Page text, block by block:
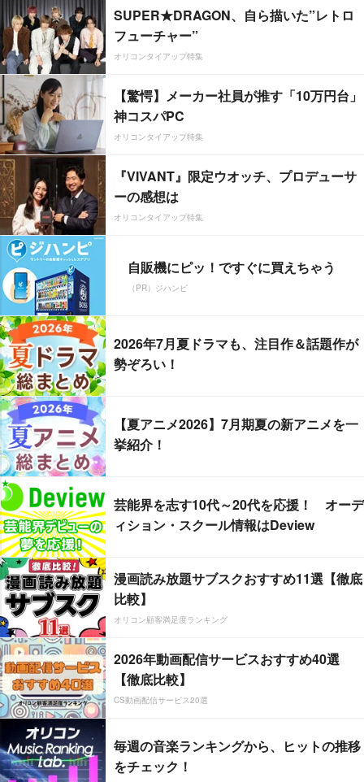
SUPER★DRAGON、自ら描いた”レトロ
フューチャー”
オリコンタイアップ特集
【驚愕】メーカー社員が推す「10万円台」
神コスパPC
オリコンタイアップ特集
『VIVANT』限定ウオッチ、プロデューサ
ーの感想は
オリコンタイアップ特集
自販機にピッ！ですぐに買えちゃう
（PR）ジハンピ
2026年7月夏ドラマも、注目作＆話題作が
勢ぞろい！
【夏アニメ2026】7月期夏の新アニメを一
挙紹介！
芸能界を志す10代～20代を応援！ オーデ
ィション・スクール情報はDeview
漫画読み放題サブスクおすすめ11選【徹底
比較】
オリコン顧客満足度ランキング
2026年動画配信サービスおすすめ40選
【徹底比較】
CS動画配信サービス20選
毎週の音楽ランキングから、ヒットの推移
をチェック！